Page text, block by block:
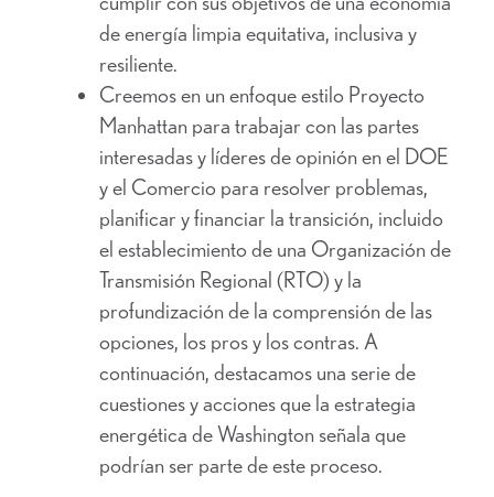
de energía limpia equitativa, inclusiva y
resiliente.
Creemos en un enfoque estilo Proyecto
Manhattan para trabajar con las partes
interesadas y líderes de opinión en el DOE
y el Comercio para resolver problemas,
planificar y financiar la transición, incluido
el establecimiento de una Organización de
Transmisión Regional (RTO) y la
profundización de la comprensión de las
opciones, los pros y los contras. A
continuación, destacamos una serie de
cuestiones y acciones que la estrategia
energética de Washington señala que
podrían ser parte de este proceso.